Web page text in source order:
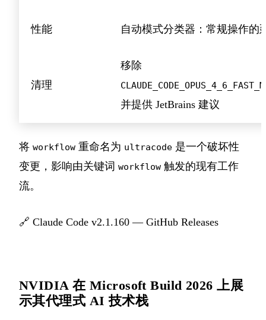
性能 自动模式分类器：常规操作的
清理
移除
并提供 JetBrains 建议
将 workflow 重命名为 ultracode 是一个破坏性
变更，影响由关键词 workflow 触发的现有工作
流。
🔗 Claude Code v2.1.160 — GitHub Releases
NVIDIA 在 Microsoft Build 2026 上展
示其代理式 AI 技术栈